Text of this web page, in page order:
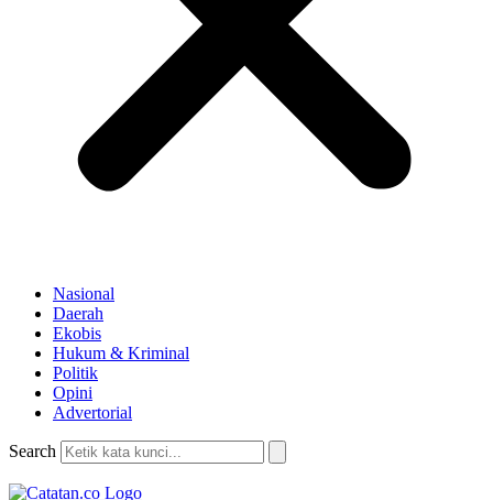
Nasional
Daerah
Ekobis
Hukum & Kriminal
Politik
Opini
Advertorial
Search